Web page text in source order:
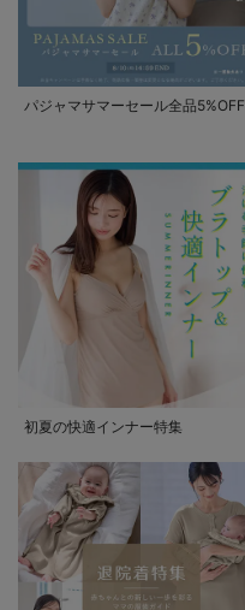
パジャマサマーセール全品5%OFF
初夏の快適インナー特集